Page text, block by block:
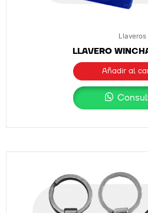
Llaveros
LLAVERO
Añadir al